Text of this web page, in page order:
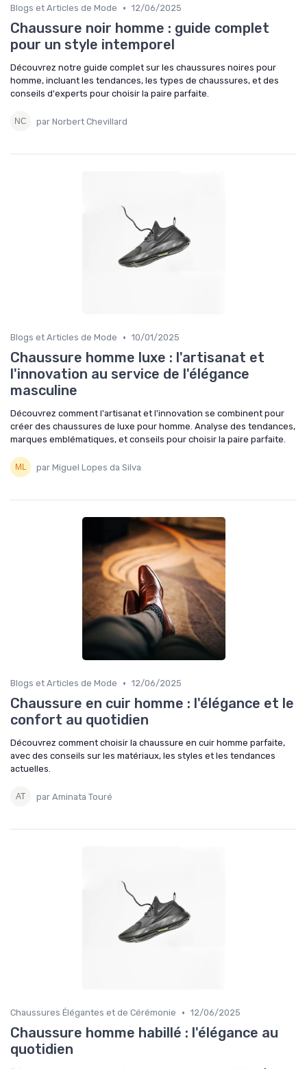
Blogs et Articles de Mode • 12/06/2025
Chaussure noir homme : guide complet
pour un style intemporel
Découvrez notre guide complet sur les chaussures noires pour
homme, incluant les tendances, les types de chaussures, et des
conseils d'experts pour choisir la paire parfaite.
par Norbert Chevillard
Blogs et Articles de Mode • 10/01/2025
Chaussure homme luxe : l'artisanat et
l'innovation au service de l'élégance
masculine
Découvrez comment l'artisanat et l'innovation se combinent pour
créer des chaussures de luxe pour homme. Analyse des tendances,
marques emblématiques, et conseils pour choisir la paire parfaite.
par Miguel Lopes da Silva
Blogs et Articles de Mode • 12/06/2025
Chaussure en cuir homme : l'élégance et le
confort au quotidien
Découvrez comment choisir la chaussure en cuir homme parfaite,
avec des conseils sur les matériaux, les styles et les tendances
actuelles.
par Aminata Touré
Chaussures Élégantes et de Cérémonie • 12/06/2025
Chaussure homme habillé : l'élégance au
quotidien